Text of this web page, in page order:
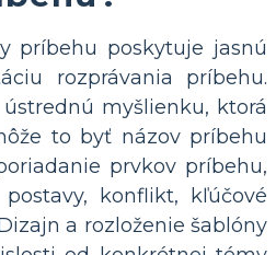
príbehu poskytuje jasnú
rozprávania príbehu.
myšlienku, ktorá
to byť názov príbehu
prvkov príbehu,
konflikt, kľúčové
a rozloženie šablóny